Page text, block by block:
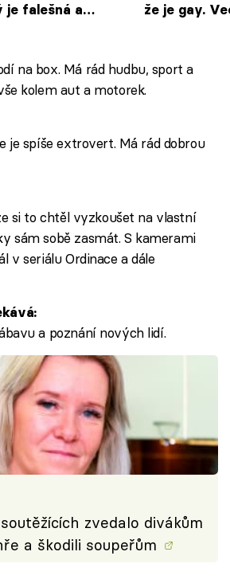
je falešná a
že je gay.
na box. Má rád hudbu, sport a
kolem aut a motorek.
je spíše extrovert. Má rád dobrou
si to chtěl vyzkoušet na vlastní
sám sobě zasmát. S kamerami
v seriálu Ordinace a dále
a poznání nových lidí.
zvedalo divákům
a škodili soupeřům